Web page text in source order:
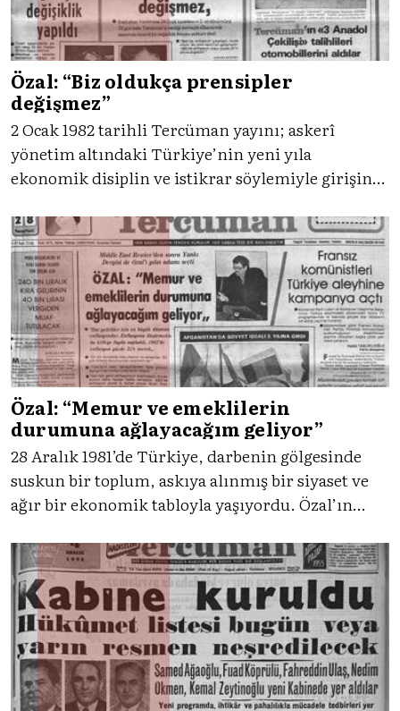
Özal: “Biz oldukça prensipler
değişmez”
2 Ocak 1982 tarihli Tercüman yayını; askerî
yönetim altındaki Türkiye’nin yeni yıla
ekonomik disiplin ve istikrar söylemiyle girişini
düzenlemeleri ve piyango haberleri, siyasal
sessizlikle iç içe bir gündelik hayat tablosu
çiziyordu.
Özal: “Memur ve emeklilerin
durumuna ağlayacağım geliyor”
28 Aralık 1981’de Türkiye, darbenin gölgesinde
suskun bir toplum, askıya alınmış bir siyaset ve
ağır bir ekonomik tabloyla yaşıyordu. Özal’ın
manşetlerdeyken, içeride baskı, dışarıda
diplomatik gerilimler gündemi belirliyordu.